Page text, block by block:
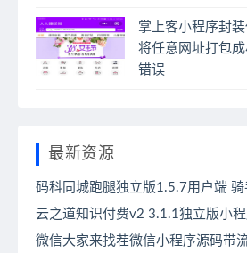
掌上客小程序封
将任意网址打包
错误
最新资源
码科同城跑腿独立版1.5.7用户端 骑
云之道知识付费v2 3.1.1独立版小
微信大家来找茬微信小程序源码带